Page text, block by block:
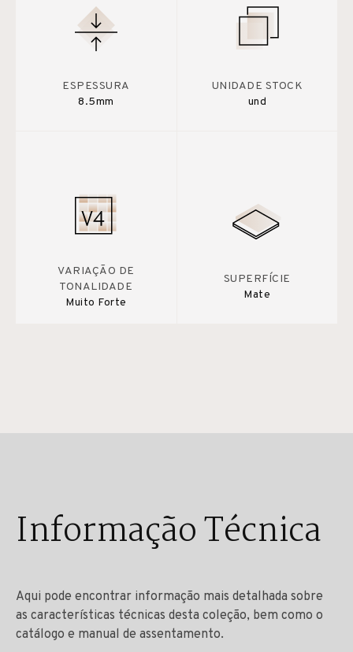
ESPESSURA
8.5mm
UNIDADE STOCK
und
VARIAÇÃO DE
TONALIDADE
Muito Forte
SUPERFÍCIE
Mate
Informação Técnica
Aqui pode encontrar informação mais detalhada sobre
as características técnicas desta coleção, bem como o
catálogo e manual de assentamento.